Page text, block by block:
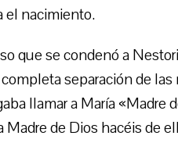
el nacimiento.
que se condenó a
separación de las
llamar a María «Madre
de Dios hacéis de